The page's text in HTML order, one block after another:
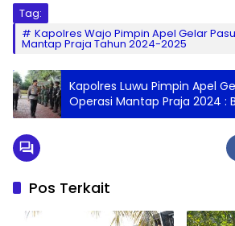
Tag:
Kapolres Wajo Pimpin Apel Gelar
Mantap Praja Tahun 2024-2025
Kapolres Luwu Pimpin Apel
Operasi Mantap Praja 2024 :
Wujudkan Situasi
Pos Terkait